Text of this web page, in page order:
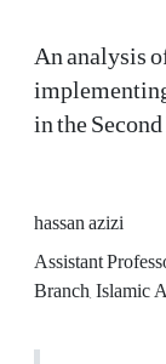
An analysis
in the
hassan azizi
Assistant
Branch, Islamic